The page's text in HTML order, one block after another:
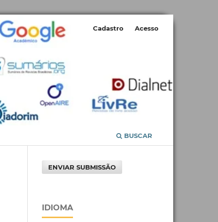
BUSCAR
Cadastro Acesso
ENVIAR SUBMISSÃO
IDIOMA